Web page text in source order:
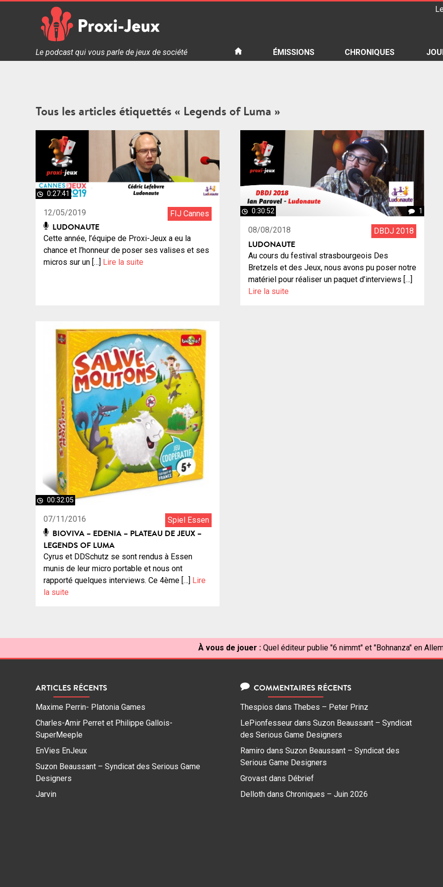
Proxi Jeux - Le podcast qui vous parle de jeux de société
Le podcast qui vous parle de jeux de société ÉMISSIONS CHRONIQUES
Tous les articles étiquettés « Legends of Luma »
0:27:41
12/05/2019 FIJ Cannes
LUDONAUTE
Cette année, l’équipe de Proxi-Jeux a eu la
chance et l’honneur de poser ses valises et ses
micros sur un […]
Lire la suite
0:30:52 1
08/08/2018 DBDJ 2018
LUDONAUTE
Au cours du festival strasbourgeois Des
Bretzels et des Jeux, nous avons pu poser notre
matériel pour réaliser un paquet d’interviews […]
Lire la suite
00:32:05
07/11/2016 Spiel Essen
BIOVIVA – EDENIA – PLATEAU DE JEUX –
LEGENDS OF LUMA
Cyrus et DDSchutz se sont rendus à Essen
munis de leur micro portable et nous ont
rapporté quelques interviews. Ce 4ème […]
Lire
la suite
À vous de jouer : Quel éditeur publie "6 nimmt" et "Bohnanza" en
ARTICLES RÉCENTS
Maxime Perrin- Platonia Games
Charles-Amir Perret et Philippe Gallois-
SuperMeeple
EnVies EnJeux
Suzon Beaussant – Syndicat des Serious Game
Designers
Jarvin
COMMENTAIRES RÉCENTS
Thespios dans Thebes – Peter Prinz
LePionfesseur dans Suzon Beaussant – Syndicat
des Serious Game Designers
Ramiro dans Suzon Beaussant – Syndicat des
Serious Game Designers
Grovast dans Débrief
Delloth dans Chroniques – Juin 2026